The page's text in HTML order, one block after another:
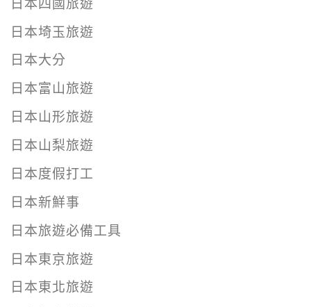
日本四國旅遊
日本埼玉旅遊
日本大分
日本富山旅遊
日本山形旅遊
日本山梨旅遊
日本度假打工
日本新鮮事
日本旅遊必備工具
日本東京旅遊
日本東北旅遊